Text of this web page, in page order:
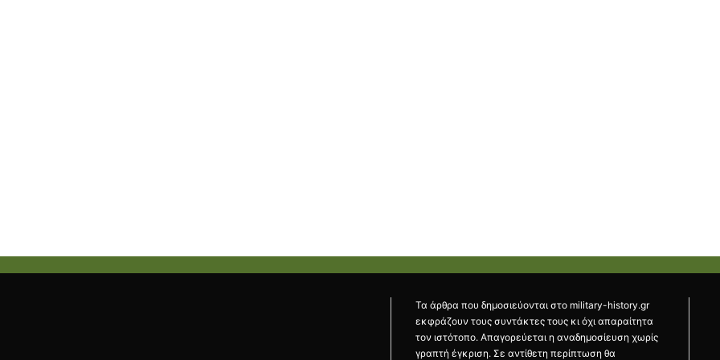
Τα άρθρα που δημοσιεύονται στο military-history.gr
εκφράζουν τους συντάκτες τους κι όχι απαραίτητα
τον ιστότοπο. Απαγορεύεται η αναδημοσίευση χωρίς
γραπτή έγκριση. Σε αντίθετη περίπτωση θα